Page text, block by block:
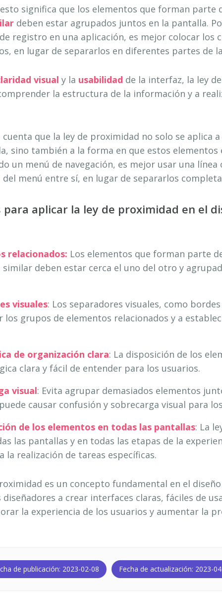
significa que los elementos que forman parte
deben estar agrupados juntos en la pantalla.
registro en una aplicación, es mejor colocar los
en lugar de separarlos en diferentes partes de
visual y la usabilidad de la interfaz, la ley
la estructura de la información y a
que la ley de proximidad no solo se aplica
sino también a la forma en que estos elementos
un menú de navegación, es mejor usar una
menú entre sí, en lugar de separarlos
aplicar la ley de proximidad en el
relacionados: Los elementos que forman parte
deben estar cerca el uno del otro y
visuales: Los separadores visuales, como
los grupos de elementos relacionados y a
de organización clara: La disposición de los
clara y fácil de entender para los usuarios.
visual: Evita agrupar demasiados elementos
causar confusión y sobrecarga visual para
de los elementos en todas las pantallas: La
las pantallas y en todas las etapas de la
la realización de tareas específicas.
es un concepto fundamental en el
a crear interfaces claras, fáciles de
la experiencia de los usuarios y aumentar la
de publicación: 2023-02-08 Fecha de actualización: 2023-